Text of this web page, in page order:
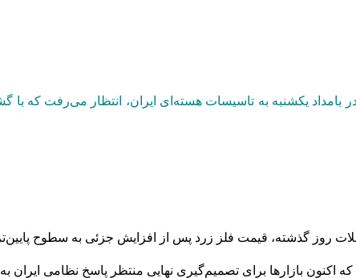
بامداد یکشنبه به تاسیسات هسته‌‌‌ای ایران، انتظار می‌‌‌رفت که
روز گذشته، قیمت فلز زرد پس از افزایش جزئی به سطوح
اکنون بازارها برای تصمیم‌گیری نهایی منتظر پاسخ نظامی ایران